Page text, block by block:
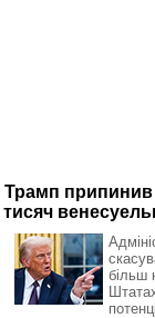
Трамп припинив
тисяч
більш